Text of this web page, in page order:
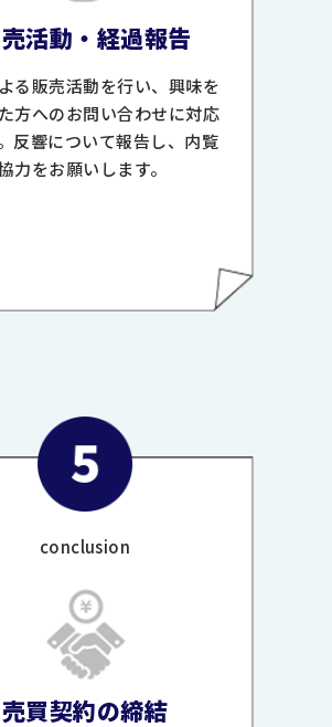
活動・経過報告
る販売活動を行い、興味を
方へのお問い合わせに対応
反響について報告し、内覧
力をお願いします。
conclusion
売買契約の締結